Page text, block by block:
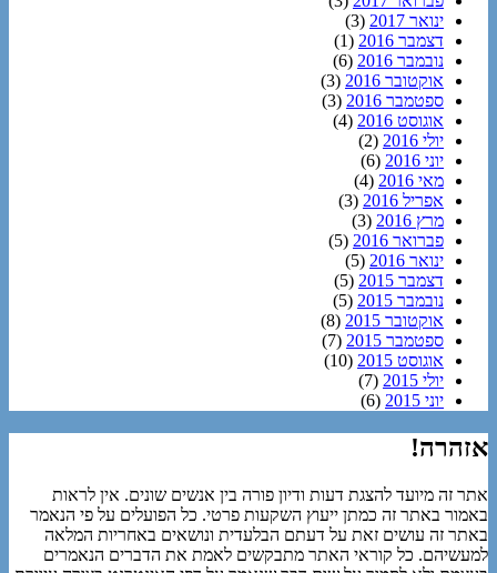
ינואר 2017
(3)
דצמבר 2016
(1)
נובמבר 2016
(6)
אוקטובר 2016
(3)
ספטמבר 2016
(3)
אוגוסט 2016
(4)
יולי 2016
(2)
יוני 2016
(6)
מאי 2016
(4)
אפריל 2016
(3)
מרץ 2016
(3)
פברואר 2016
(5)
ינואר 2016
(5)
דצמבר 2015
(5)
נובמבר 2015
(5)
אוקטובר 2015
(8)
ספטמבר 2015
(7)
אוגוסט 2015
(10)
יולי 2015
(7)
יוני 2015
(6)
אזהרה!
אתר זה מיועד להצגת דעות ודיון פורה בין אנשים שונים. אין לראות
באמור באתר זה כמתן ייעוץ השקעות פרטי. כל הפועלים על פי הנאמר
באתר זה עושים זאת על דעתם הבלעדית ונושאים באחריות המלאה
למעשיהם. כל קוראי האתר מתבקשים לאמת את הדברים הנאמרים